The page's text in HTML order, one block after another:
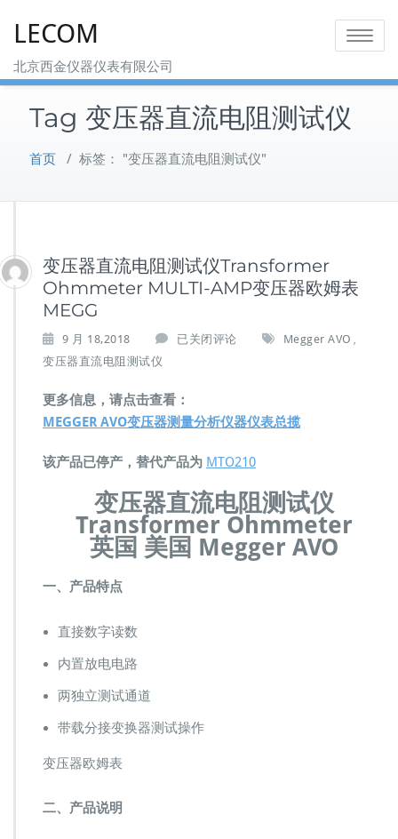
LECOM
北京西金仪器仪表有限公司
Toggle
Tag 变压器直流电阻测试仪
首页 / 标签： "变压器直流电阻测试仪"
变压器直流电阻测试仪Transformer
Ohmmeter MULTI-AMP变压器欧姆表
MEGG
9 月 18,2018
变
流
电
测
仪
T
r
a
h
已关闭评论 Megger AVO
变压器直流电阻测试仪
更多信息，请点击查看：
MEGGER AVO变压器测量分析仪器仪表总揽
该产品已停产，替代产品为 MTO210
变压器直流电阻测试仪
Transformer Ohmmeter
英国 美国 Megger AVO
一、产品特点
直接数字读数
内置放电电路
两独立测试通道
带载分接变换器测试操作
变压器欧姆表
二、产品说明